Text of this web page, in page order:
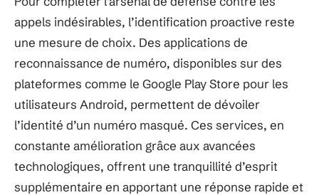
appels indésirables, l’identification proactive reste
une mesure de choix. Des applications de
reconnaissance de numéro, disponibles sur des
plateformes comme le Google Play Store pour les
utilisateurs Android, permettent de dévoiler
l’identité d’un numéro masqué. Ces services, en
constante amélioration grâce aux avancées
technologiques, offrent une tranquillité d’esprit
supplémentaire en apportant une réponse rapide et